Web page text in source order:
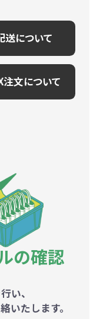
送について
注文について
の確認
い、
いたします。